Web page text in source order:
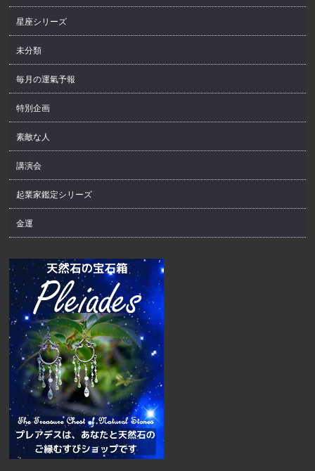
星座シリーズ
未分類
毎月の運氣予報
特別企画
素敵な人
講演会
起業家鑑定シリーズ
金運